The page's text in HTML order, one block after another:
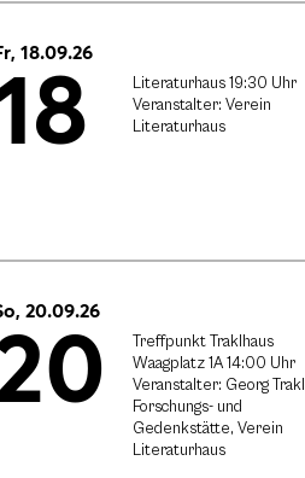
18.09.26
Literaturhaus 19:30 Uhr
Veranstalter: Verein
Literaturhaus
20.09.26
Treffpunkt Traklhaus
Waagplatz 1A 14:00 Uhr
Veranstalter: Georg Trakl
Forschungs- und
Gedenkstätte, Verein
Literaturhaus